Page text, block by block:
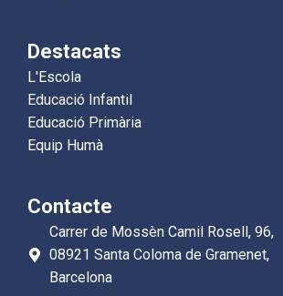
Destacats
L'Escola
Educació Infantil
Educació Primària
Equip Humà
Contacte
Carrer de Mossèn Camil Rosell, 96,
08921 Santa Coloma de Gramenet,
Barcelona